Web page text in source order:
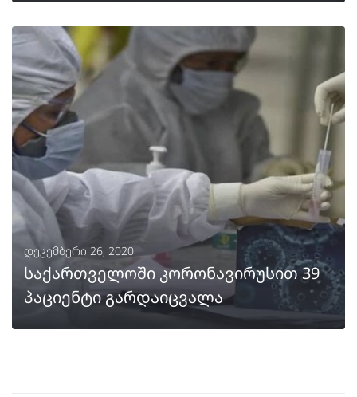
ᲒᲐᲒᲠᲫᲔᲚᲔᲑᲐ
დეკემბერი 26, 2020
საქართველოში კორონავირუსით 39
პაციენტი გარდაიცვალა